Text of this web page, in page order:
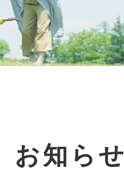
お知らせ